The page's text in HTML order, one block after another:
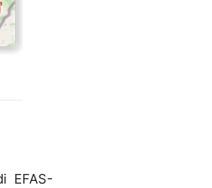
EFAS-